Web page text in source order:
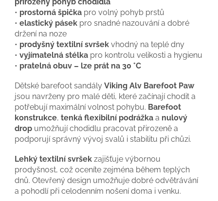
• prostorná špička pro volný pohyb prstů
• elastický pásek pro snadné nazouvání a dobré
držení na noze
• prodyšný textilní svršek vhodný na teplé dny
• vyjímatelná stélka pro kontrolu velikosti a hygienu
• pratelná obuv – lze prát na 30 °C
Dětské barefoot sandály Viking Alv Barefoot Paw
jsou navrženy pro malé děti, které začínají chodit a
potřebují maximální volnost pohybu. Barefoot
konstrukce, tenká flexibilní podrážka a nulový
drop umožňují chodidlu pracovat přirozeně a
podporují správný vývoj svalů i stabilitu při chůzi.
Lehký textilní svršek zajišťuje výbornou
prodyšnost, což oceníte zejména během teplých
dnů. Otevřený design umožňuje dobré odvětrávání
a pohodlí při celodenním nošení doma i venku.